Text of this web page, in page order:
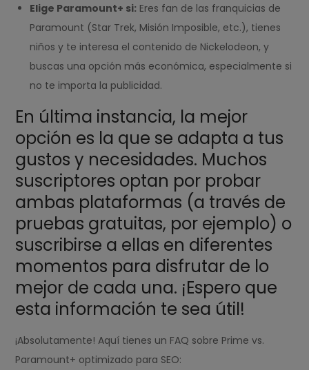
Elige Paramount+ si: Eres fan de las franquicias de
Paramount (Star Trek, Misión Imposible, etc.), tienes
niños y te interesa el contenido de Nickelodeon, y
buscas una opción más económica, especialmente si
no te importa la publicidad.
En última instancia, la mejor
opción es la que se adapta a tus
gustos y necesidades. Muchos
suscriptores optan por probar
ambas plataformas (a través de
pruebas gratuitas, por ejemplo) o
suscribirse a ellas en diferentes
momentos para disfrutar de lo
mejor de cada una. ¡Espero que
esta información te sea útil!
¡Absolutamente! Aquí tienes un FAQ sobre Prime vs.
Paramount+ optimizado para SEO: